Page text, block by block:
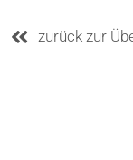
zurück zur